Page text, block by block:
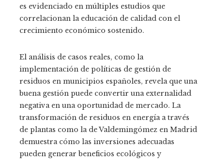
es evidenciado en múltiples estudios que
correlacionan la educación de calidad con el
crecimiento económico sostenido.
El análisis de casos reales, como la
implementación de políticas de gestión de
residuos en municipios españoles, revela que una
buena gestión puede convertir una externalidad
negativa en una oportunidad de mercado. La
transformación de residuos en energía a través
de plantas como la de Valdemingómez en Madrid
demuestra cómo las inversiones adecuadas
pueden generar beneficios ecológicos y